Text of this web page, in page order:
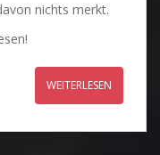
nichts merkt.
WEITERLESEN